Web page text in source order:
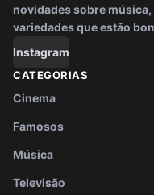
novidades sobre
variedades que estão
Instagram
CATEGORIAS
Cinema
Famosos
Música
Televisão